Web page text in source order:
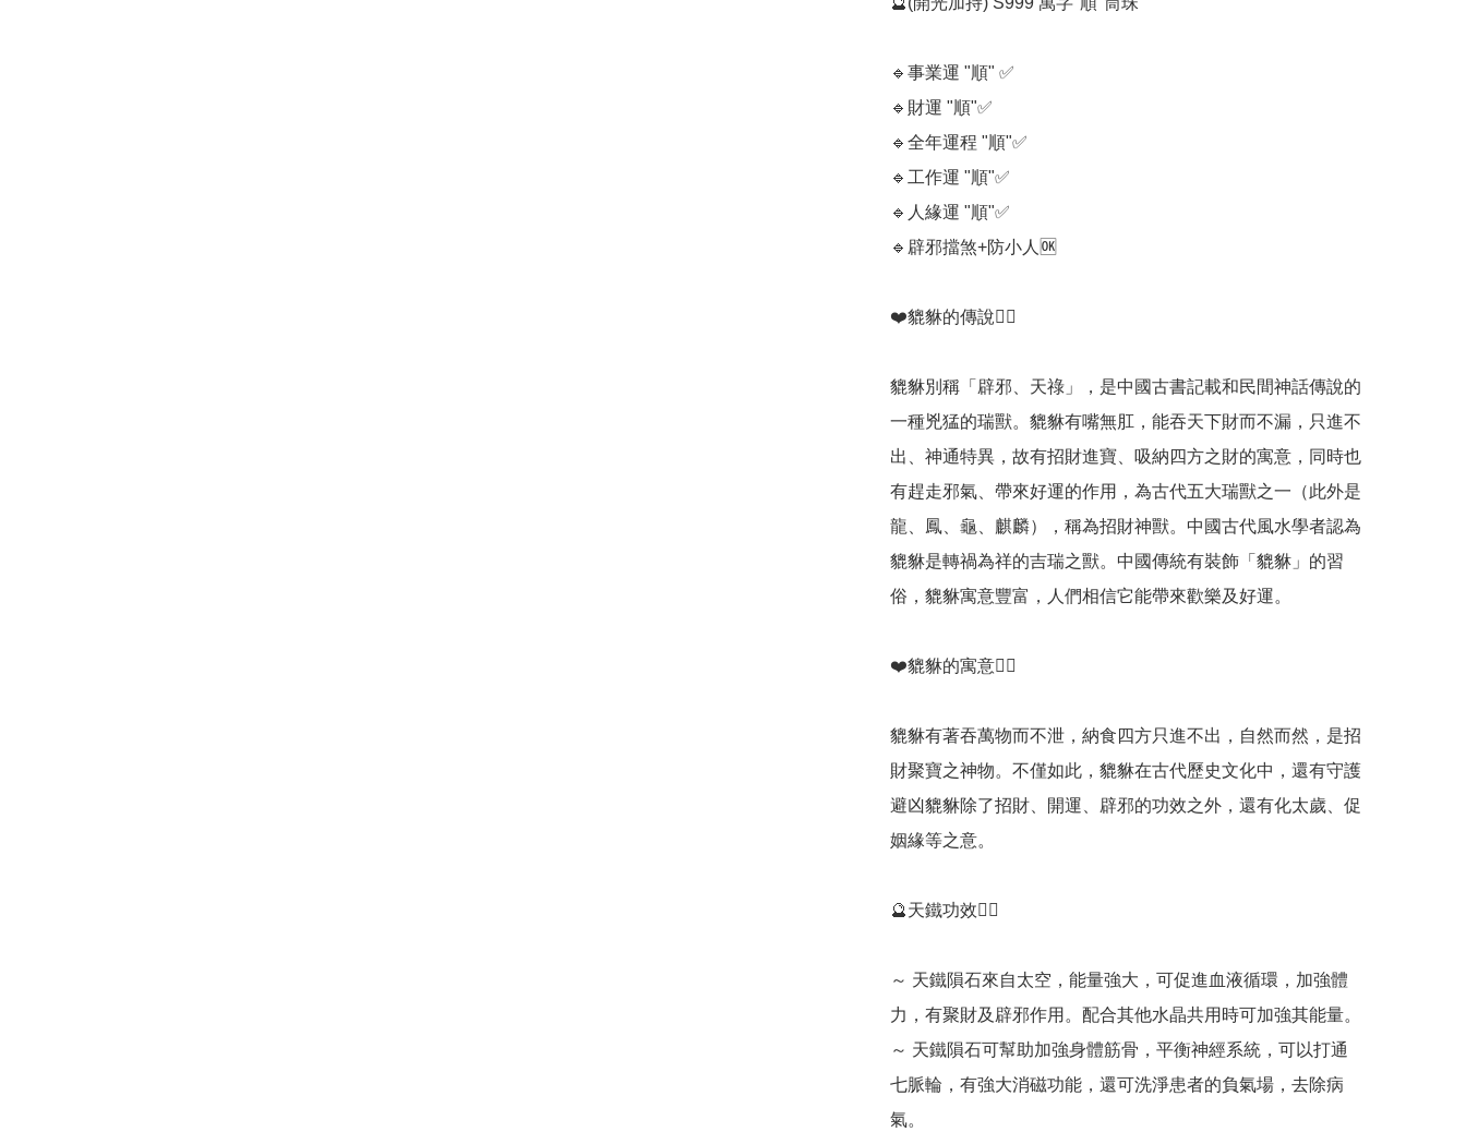
🔹️事業運 "順" ✅️
🔹️財運 "順"✅️
🔹️全年運程 "順"✅️
🔹️工作運 "順"✅️
🔹️人緣運 "順"✅️
🔹️辟邪擋煞+防小人🆗️
❤️貔貅的傳說💁‍♀️
貔貅別稱「辟邪、天祿」，是中國古書記載和民間神話傳說的
一種兇猛的瑞獸。貔貅有嘴無肛，能吞天下財而不漏，只進不
出、神通特異，故有招財進寶、吸納四方之財的寓意，同時也
有趕走邪氣、帶來好運的作用，為古代五大瑞獸之一（此外是
龍、鳳、龜、麒麟），稱為招財神獸。中國古代風水學者認為
貔貅是轉禍為祥的吉瑞之獸。中國傳統有裝飾「貔貅」的習
俗，貔貅寓意豐富，人們相信它能帶來歡樂及好運。
❤️貔貅的寓意💁‍♀️
貔貅有著吞萬物而不泄，納食四方只進不出，自然而然，是招
財聚寶之神物。不僅如此，貔貅在古代歷史文化中，還有守護
避凶貔貅除了招財、開運、辟邪的功效之外，還有化太歲、促
姻緣等之意。
🔮天鐵功效💁‍♀️
～ 天鐵隕石來自太空，能量強大，可促進血液循環，加強體
力，有聚財及辟邪作用。配合其他水晶共用時可加強其能量。
～ 天鐵隕石可幫助加強身體筋骨，平衡神經系統，可以打通
七脈輪，有強大消磁功能，還可洗淨患者的負氣場，去除病
氣。